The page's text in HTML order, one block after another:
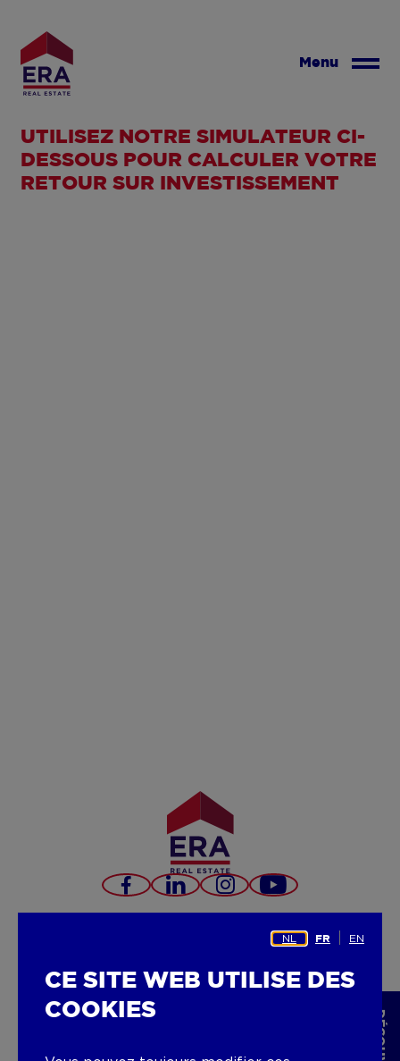
contenu
principal
Menu
UTILISEZ NOTRE SIMULATEUR CI-
DESSOUS POUR CALCULER VOTRE
RETOUR SUR INVESTISSEMENT
Facebook
LinkedInInstagramYouTube
NL FR EN
CE SITE WEB UTILISE DES
COOKIES